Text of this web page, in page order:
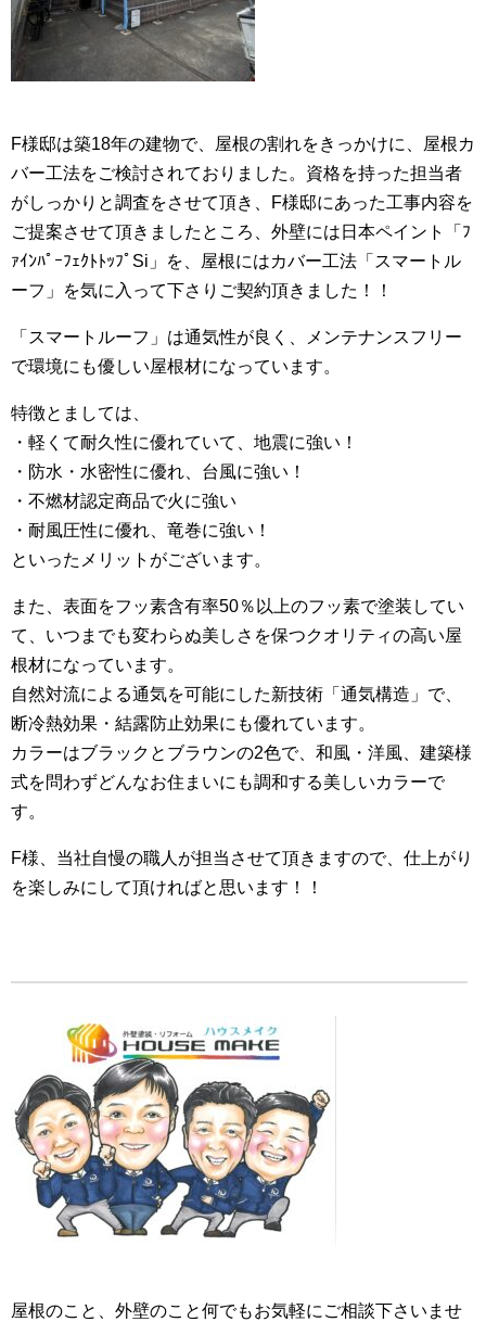
F様邸は築18年の建物で、屋根の割れをきっかけに、屋根カ
バー工法をご検討されておりました。資格を持った担当者
がしっかりと調査をさせて頂き、F様邸にあった工事内容を
ご提案させて頂きましたところ、外壁には日本ペイント「ﾌ
ｧｲﾝﾊﾟｰﾌｪｸﾄﾄｯﾌﾟSi」を、屋根にはカバー工法「スマートル
ーフ」を気に入って下さりご契約頂きました！！
「スマートルーフ」は通気性が良く、メンテナンスフリー
で環境にも優しい屋根材になっています。
特徴とましては、
・軽くて耐久性に優れていて、地震に強い！
・防水・水密性に優れ、台風に強い！
・不燃材認定商品で火に強い
・耐風圧性に優れ、竜巻に強い！
といったメリットがございます。
また、表面をフッ素含有率50％以上のフッ素で塗装してい
て、いつまでも変わらぬ美しさを保つクオリティの高い屋
根材になっています。
自然対流による通気を可能にした新技術「通気構造」で、
断冷熱効果・結露防止効果にも優れています。
カラーはブラックとブラウンの2色で、和風・洋風、建築様
式を問わずどんなお住まいにも調和する美しいカラーで
す。
F様、当社自慢の職人が担当させて頂きますので、仕上がり
を楽しみにして頂ければと思います！！
屋根のこと、外壁のこと何でもお気軽にご相談下さいませ